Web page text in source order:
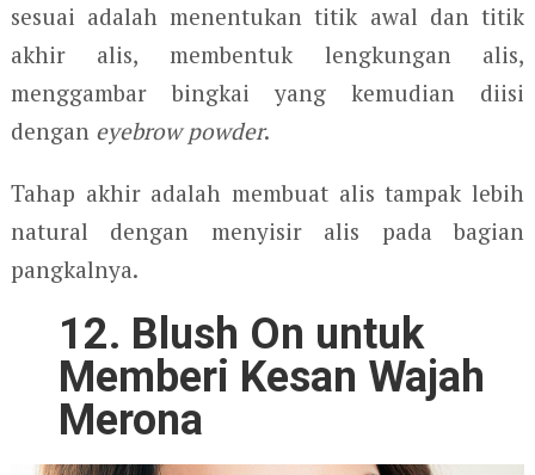
sesuai adalah menentukan titik awal dan titik
akhir alis, membentuk lengkungan alis,
menggambar bingkai yang kemudian diisi
dengan eyebrow powder.
Tahap akhir adalah membuat alis tampak lebih
natural dengan menyisir alis pada bagian
pangkalnya.
12. Blush On untuk
Memberi Kesan Wajah
Merona